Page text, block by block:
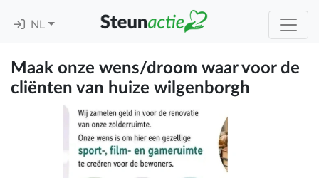
NL
Maak onze wens/droom waar voor de
cliënten van huize wilgenborgh